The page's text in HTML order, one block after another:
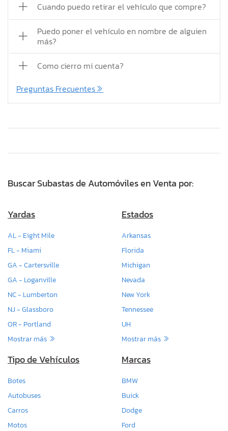
Cuando puedo retirar el vehículo que compre?
Puedo poner el vehículo en nombre de alguien
más?
Como cierro mi cuenta?
Preguntas Frecuentes
Buscar Subastas de Automóviles en Venta por:
Yardas
AL - Eight Mile
FL - Miami
GA - Cartersville
GA - Loganville
NC - Lumberton
NJ - Glassboro
OR - Portland
Mostrar más
Estados
Arkansas
Florida
Michigan
Nevada
New York
Tennessee
UH
Mostrar más
Tipo de Vehículos
Botes
Autobuses
Carros
Motos
Marcas
BMW
Buick
Dodge
Ford